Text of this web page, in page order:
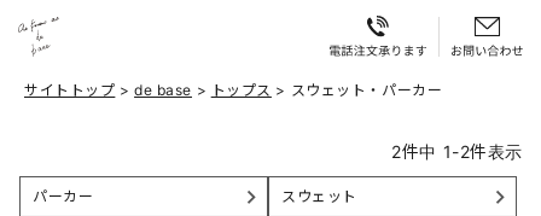
サイトトップ de base トップス スウェット・パーカー
2件中 1-2件表示
パーカー スウェット